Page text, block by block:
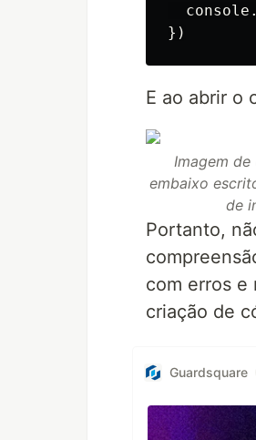
E ao abrir o
Imagem
embaixo
de
Portanto,
com erros e
criação de
Guardsquare